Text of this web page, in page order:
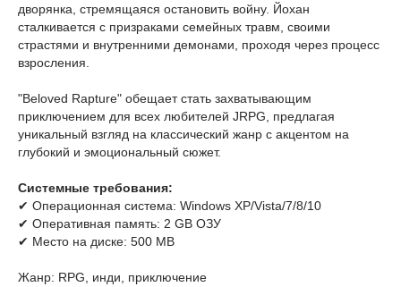
дворянка, стремящаяся остановить войну. Йохан
сталкивается с призраками семейных травм, своими
страстями и внутренними демонами, проходя через процесс
взросления.
"Beloved Rapture" обещает стать захватывающим
приключением для всех любителей JRPG, предлагая
уникальный взгляд на классический жанр с акцентом на
глубокий и эмоциональный сюжет.
Системные требования:
✔ Операционная система: Windows XP/Vista/7/8/10
✔ Оперативная память: 2 GB ОЗУ
✔ Место на диске: 500 MB
Жанр: RPG, инди, приключение